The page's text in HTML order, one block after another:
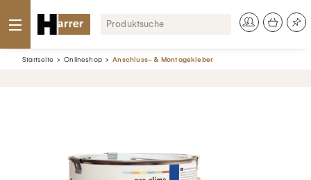
Startseite Onlineshop Anschluss- & Montagekleber